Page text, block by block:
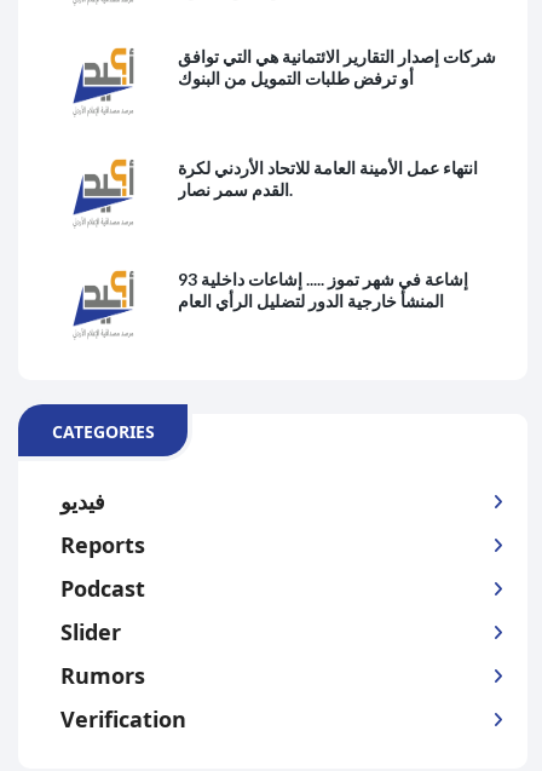
شركات إصدار التقارير الائتمانية هي التي توافق
أو ترفض طلبات التمويل من البنوك
انتهاء عمل الأمينة العامة للاتحاد الأردني لكرة
القدم سمر نصار.
93 إشاعة في شهر تموز ..... إشاعات داخلية
المنشأ خارجية الدور لتضليل الرأي العام
CATEGORIES
فيديو
Reports
Podcast
Slider
Rumors
Verification